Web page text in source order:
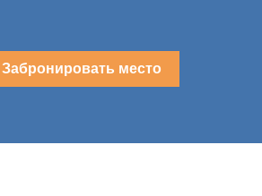
Забронировать место